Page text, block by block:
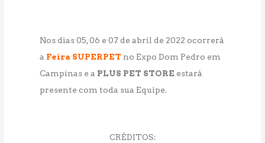
Nos dias 05, 06 e 07 de abril de 2022 ocorrerá
a Feira SUPERPET no Expo Dom Pedro em
Campinas e a PLUS PET STORE estará
presente com toda sua Equipe.
CRÉDITOS: